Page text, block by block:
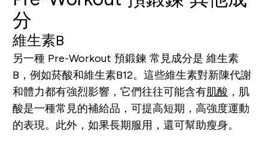
分
維生素B
另一種 Pre-Workout 預鍛鍊 常見成分是 維生素
B，例如菸酸和維生素B12。這些維生素對新陳代謝
和體力都有強烈影響，它們往往可能含有肌酸 ，肌
酸是一種常見的補給品，可提高短期，高強度運動
的表現。此外，如果長期服用，還可幫助瘦身。